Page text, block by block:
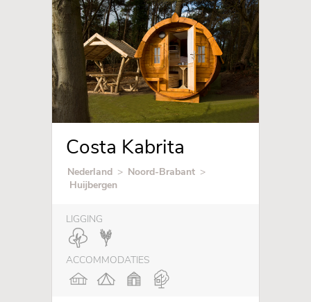
Costa Kabrita
Nederland > Noord-Brabant >
Huijbergen
LIGGING
ACCOMMODATIES